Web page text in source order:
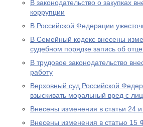
В законодательство о закупках
коррупции
В Российской Федерации
В Семейный кодекс внесены
судебном порядке запись об
В трудовое законодательство
работу
Верховный суд Российской
взыскивать моральный вред с
Внесены изменения в статьи 24
Внесены изменения в статью 15